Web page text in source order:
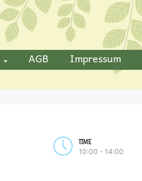
AGB Impressum
TIME
10:00 - 14:00